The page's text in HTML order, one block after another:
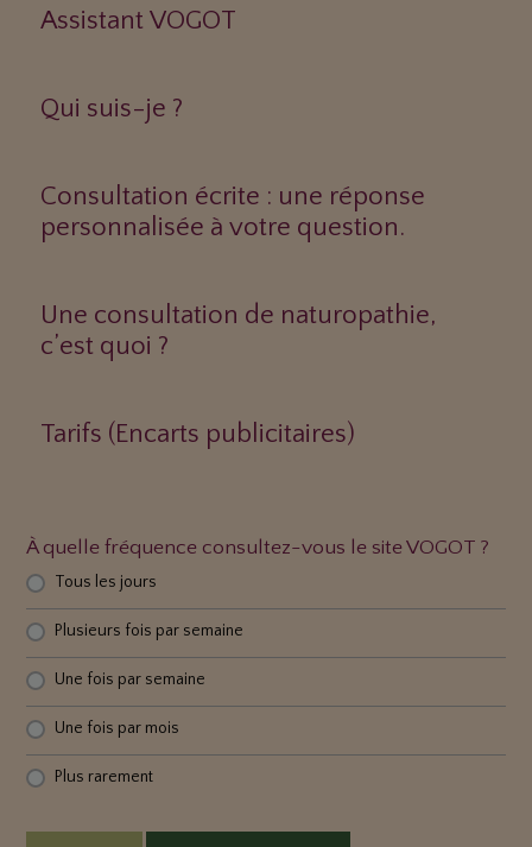
Assistant VOGOT
Qui suis-je ?
Consultation écrite : une réponse
personnalisée à votre question.
Une consultation de naturopathie,
c’est quoi ?
Tarifs (Encarts publicitaires)
À quelle fréquence consultez-vous le site VOGOT ?
Tous les jours
Plusieurs fois par semaine
Une fois par semaine
Une fois par mois
Plus rarement